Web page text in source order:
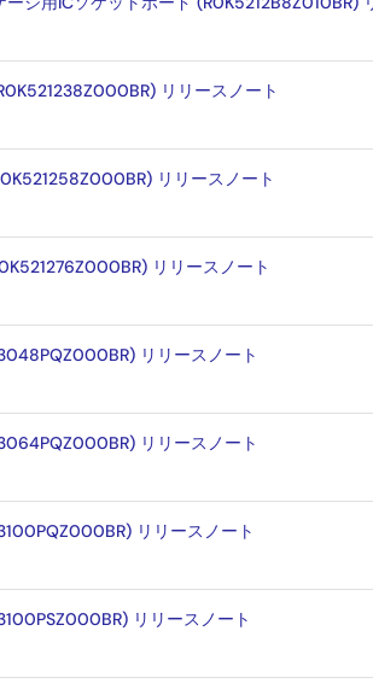
リリースノート
リリースノート
リリースノート
リリースノート
リリースノート
リリースノート
リリースノート